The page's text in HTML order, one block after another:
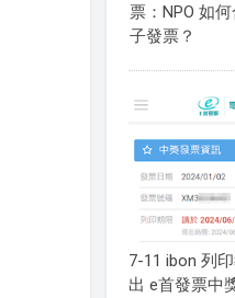
票：NPO 如
子發票？
7-11 ibon 列
出 e首發票中